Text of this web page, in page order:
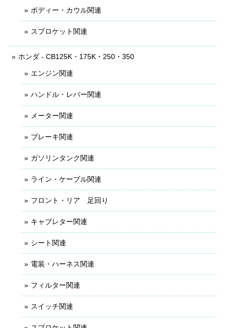
ボディー・カウル関連
スプロケット関連
ホンダ - CB125K・175K・250・350
エンジン関連
ハンドル・レバー関連
メーター関連
ブレーキ関連
ガソリンタンク関連
ライン・ケーブル関連
フロント・リア 足回り
キャブレター関連
シート関連
電装・ハーネス関連
フィルター関連
スイッチ関連